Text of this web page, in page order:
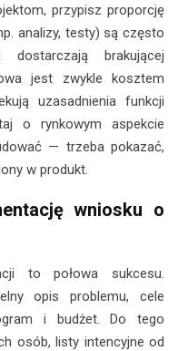
przypisz proporcję
analizy, testy) są często
brakującej
jest zwykle kosztem
uzasadnienia funkcji
o rynkowym aspekcie
— trzeba pokazać,
w produkt.
wniosku o
to połowa sukcesu.
opis problemu, cele
i budżet. Do tego
osób, listy intencyjne od